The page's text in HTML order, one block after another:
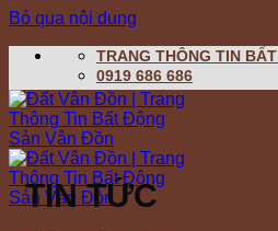
Bỏ qua nội dung
TRANG THÔNG TIN
0919 686 686
TIN TỨC